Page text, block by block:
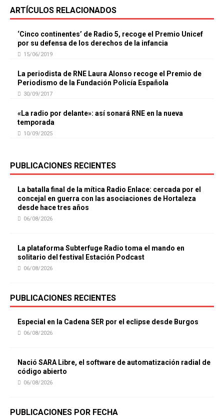
ARTÍCULOS RELACIONADOS
‘Cinco continentes’ de Radio 5, recoge el Premio Unicef
por su defensa de los derechos de la infancia
15/06/2019
La periodista de RNE Laura Alonso recoge el Premio de
Periodismo de la Fundación Policía Española
30/09/2017
«La radio por delante»: así sonará RNE en la nueva
temporada
10/09/2025
PUBLICACIONES RECIENTES
La batalla final de la mítica Radio Enlace: cercada por el
concejal en guerra con las asociaciones de Hortaleza
desde hace tres años
06/08/2026
La plataforma Subterfuge Radio toma el mando en
solitario del festival Estación Podcast
06/08/2026
PUBLICACIONES RECIENTES
Especial en la Cadena SER por el eclipse desde Burgos
06/08/2026
Nació SARA Libre, el software de automatización radial de
código abierto
06/08/2026
PUBLICACIONES POR FECHA